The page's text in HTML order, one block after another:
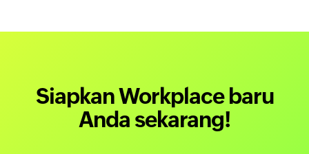
Siapkan Workplace baru
Anda sekarang!